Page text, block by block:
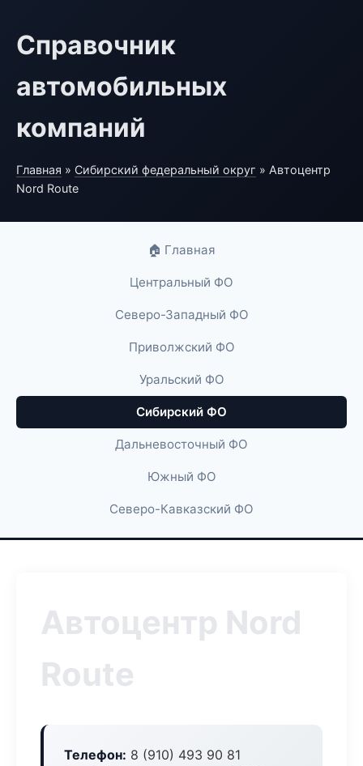
Справочник
автомобильных
компаний
Главная » Сибирский федеральный округ » Автоцентр
Nord Route
🏠 Главная
Центральный ФО
Северо-Западный ФО
Приволжский ФО
Уральский ФО
Сибирский ФО
Дальневосточный ФО
Южный ФО
Северо-Кавказский ФО
Автоцентр Nord
Route
Телефон: 8 (910) 493 90 81